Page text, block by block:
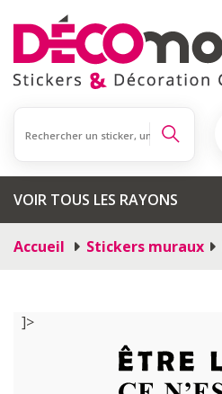
VOIR TOUS LES RAYONS
Accueil Stickers muraux
]>